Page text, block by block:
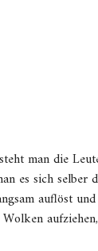
man die
es sich
auflöst